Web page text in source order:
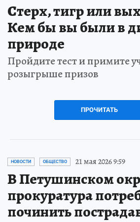
Стерх, тигр или
Кем бы вы были в
природе
Пройдите тест и примите
розыгрыше призов
ПРОЧИТАТЬ
НОВОСТИ ОБЩЕСТВО 21 мая 2026 9:59
В Петушинском
прокуратура
починить